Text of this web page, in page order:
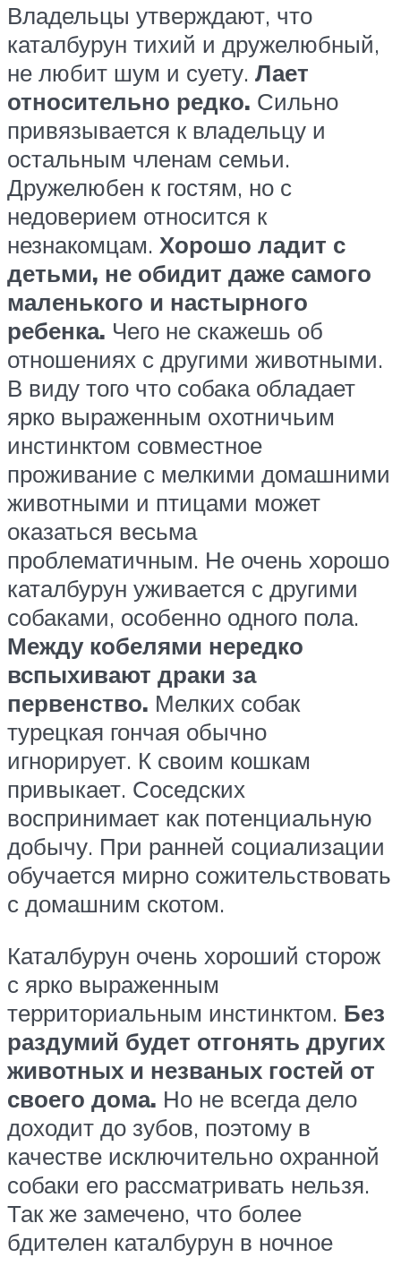
Владельцы утверждают, что
каталбурун тихий и дружелюбный,
не любит шум и суету. Лает
относительно редко. Сильно
привязывается к владельцу и
остальным членам семьи.
Дружелюбен к гостям, но с
недоверием относится к
незнакомцам. Хорошо ладит с
детьми, не обидит даже самого
маленького и настырного
ребенка. Чего не скажешь об
отношениях с другими животными.
В виду того что собака обладает
ярко выраженным охотничьим
инстинктом совместное
проживание с мелкими домашними
животными и птицами может
оказаться весьма
проблематичным. Не очень хорошо
каталбурун уживается с другими
собаками, особенно одного пола.
Между кобелями нередко
вспыхивают драки за
первенство. Мелких собак
турецкая гончая обычно
игнорирует. К своим кошкам
привыкает. Соседских
воспринимает как потенциальную
добычу. При ранней социализации
обучается мирно сожительствовать
с домашним скотом.
Каталбурун очень хороший сторож
с ярко выраженным
территориальным инстинктом. Без
раздумий будет отгонять других
животных и незваных гостей от
своего дома. Но не всегда дело
доходит до зубов, поэтому в
качестве исключительно охранной
собаки его рассматривать нельзя.
Так же замечено, что более
бдителен каталбурун в ночное